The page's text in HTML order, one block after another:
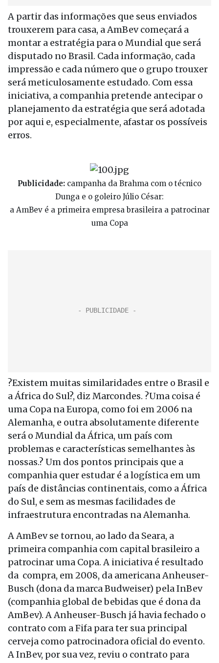
A partir das informações que seus enviados
trouxerem para casa, a AmBev começará a
montar a estratégia para o Mundial que será
disputado no Brasil. Cada informação, cada
impressão e cada número que o grupo trouxer
será meticulosamente estudado. Com essa
iniciativa, a companhia pretende antecipar o
planejamento da estratégia que será adotada
por aqui e, especialmente, afastar os possíveis
erros.
Publicidade: campanha da Brahma com o técnico
Dunga e o goleiro Júlio César:
a AmBev é a primeira empresa brasileira a patrocinar
uma Copa
?Existem muitas similaridades entre o Brasil e
a África do Sul?, diz Marcondes. ?Uma coisa é
uma Copa na Europa, como foi em 2006 na
Alemanha, e outra absolutamente diferente
será o Mundial da África, um país com
problemas e características semelhantes às
nossas.? Um dos pontos principais que a
companhia quer estudar é a logística em um
país de distâncias continentais, como a África
do Sul, e sem as mesmas facilidades de
infraestrutura encontradas na Alemanha.
A AmBev se tornou, ao lado da Seara, a
primeira companhia com capital brasileiro a
patrocinar uma Copa. A iniciativa é resultado
da compra, em 2008, da americana Anheuser-
Busch (dona da marca Budweiser) pela InBev
(companhia global de bebidas que é dona da
AmBev). A Anheuser-Busch já havia fechado o
contrato com a Fifa para ter sua principal
cerveja como patrocinadora oficial do evento.
A InBev, por sua vez, reviu o contrato para